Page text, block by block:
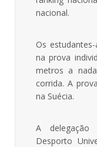
nacional.
Os
na prova
metros a
corrida. A
na Suécia.
A delegação
Desporto